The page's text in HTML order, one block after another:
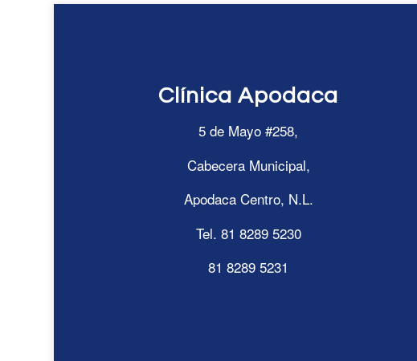
Clínica Apodaca
5 de Mayo #258,
Cabecera Municipal,
Apodaca Centro, N.L.
Tel. 81 8289 5230
81 8289 5231